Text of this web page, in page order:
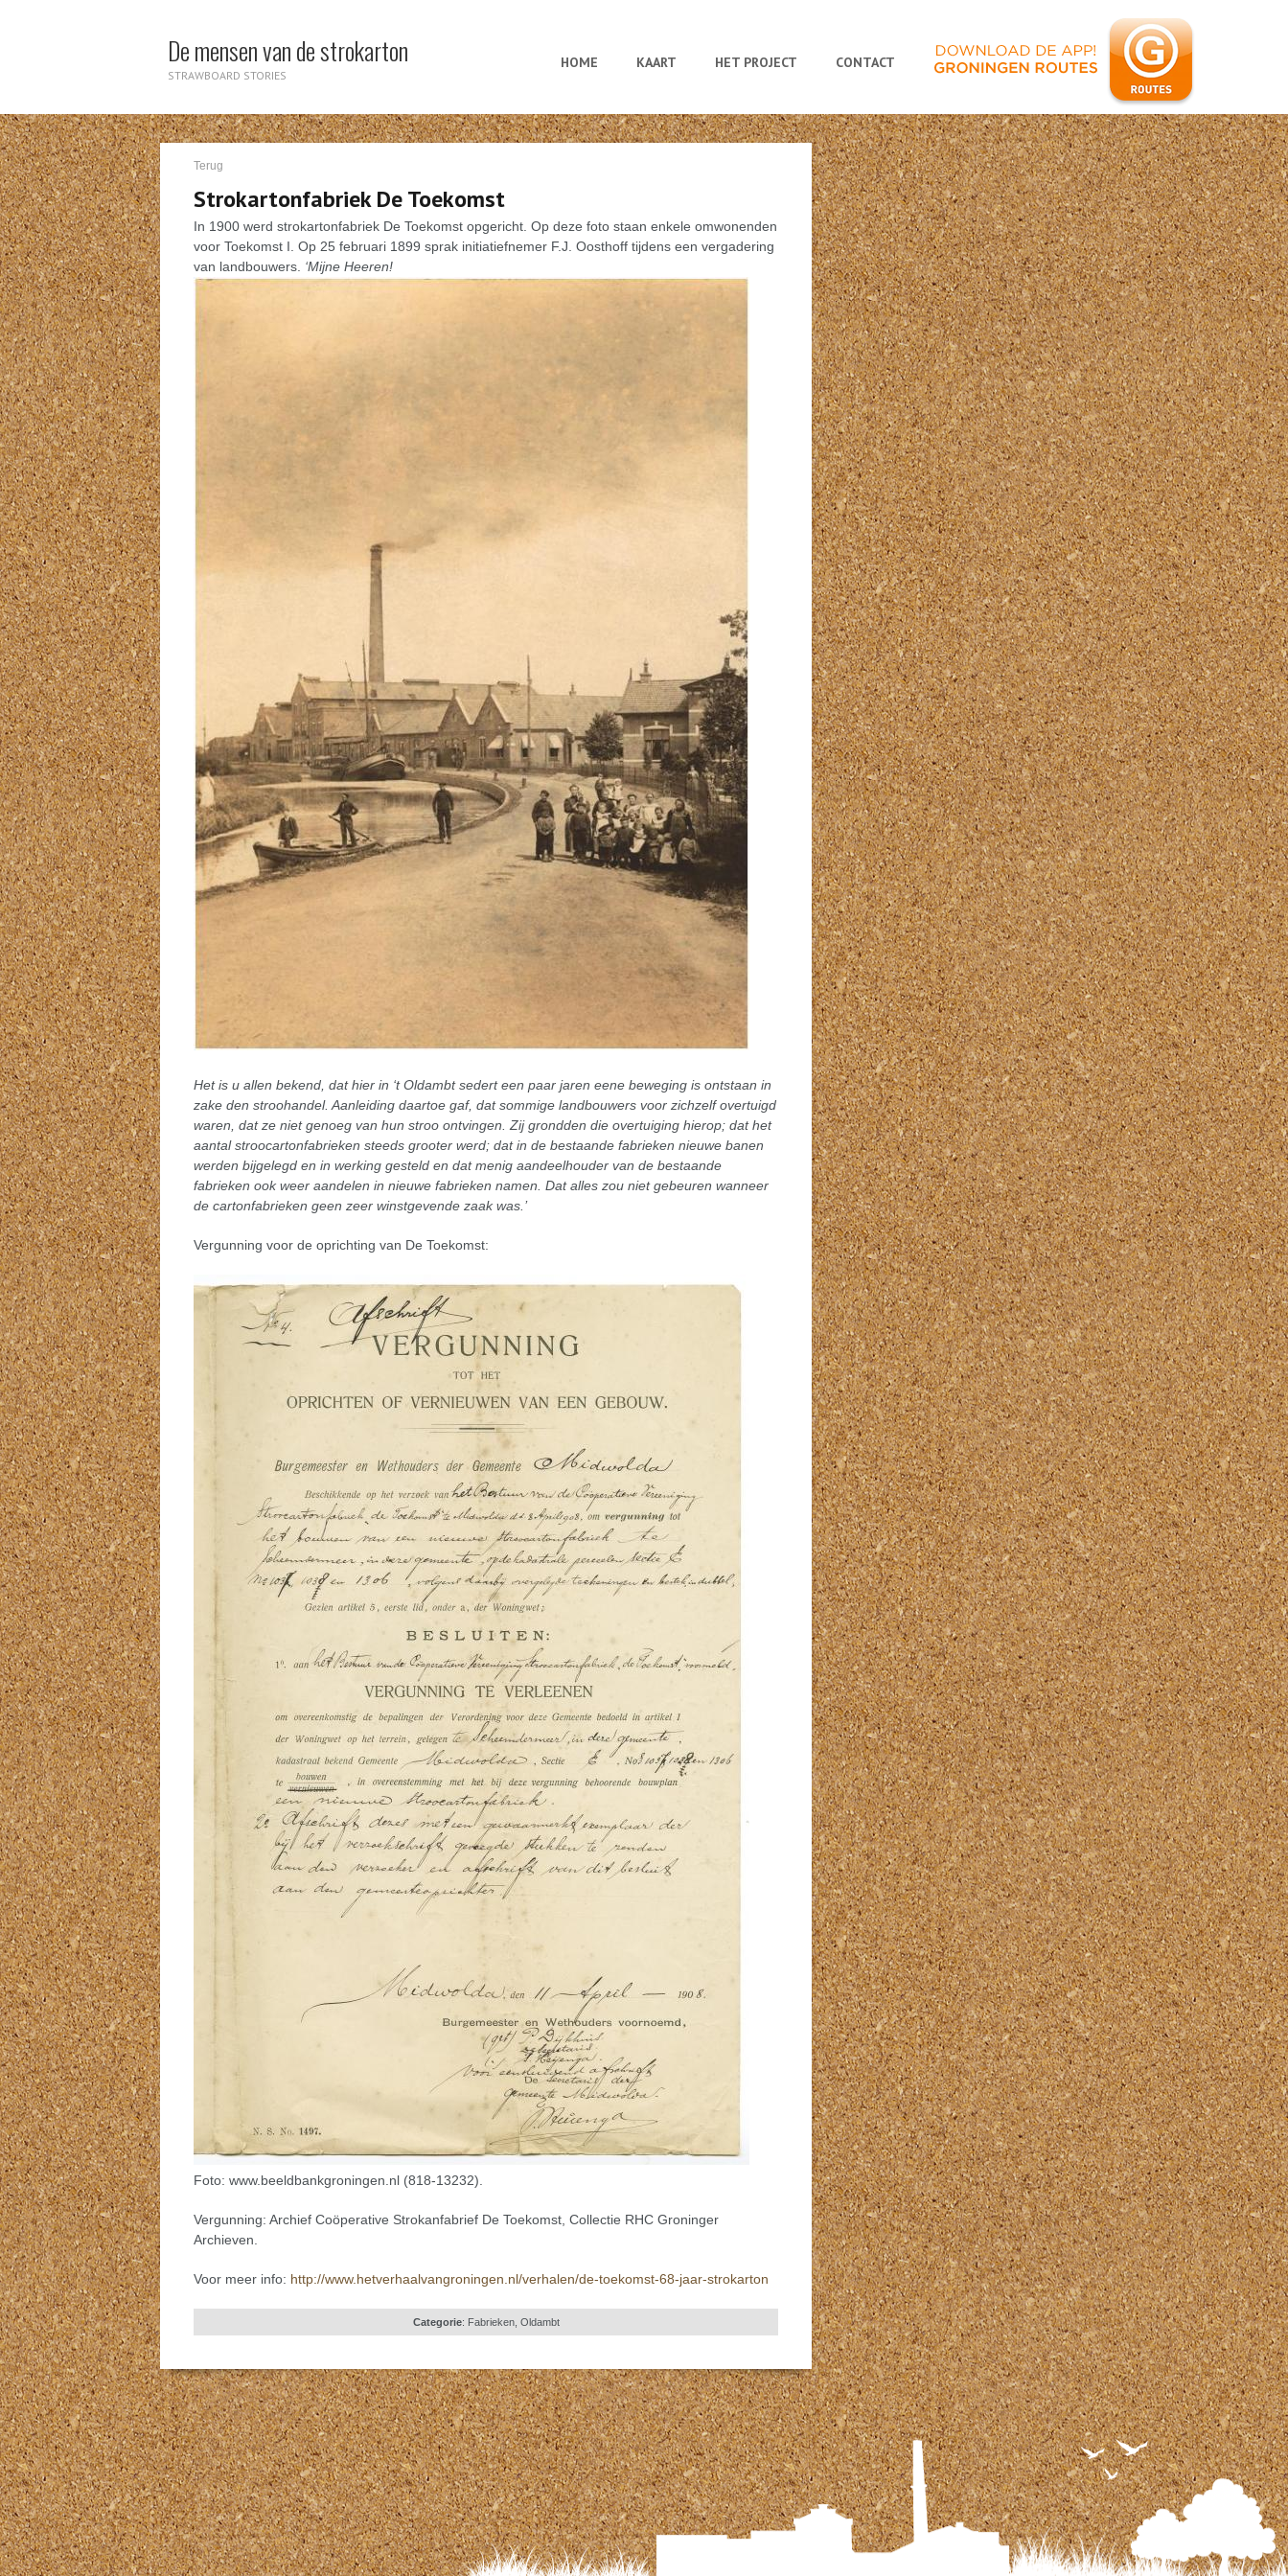
De mensen van de strokarton
STRAWBOARD STORIES
HOME KAART HET PROJECT CONTACT
Terug
Strokartonfabriek De Toekomst
In 1900 werd strokartonfabriek De Toekomst opgericht. Op deze foto staan enkele omwonenden
voor Toekomst I. Op 25 februari 1899 sprak initiatiefnemer F.J. Oosthoff tijdens een vergadering
van landbouwers. ‘Mijne Heeren!
Het is u allen bekend, dat hier in ‘t Oldambt sedert een paar jaren eene beweging is ontstaan in
zake den stroohandel. Aanleiding daartoe gaf, dat sommige landbouwers voor zichzelf overtuigd
waren, dat ze niet genoeg van hun stroo ontvingen. Zij grondden die overtuiging hierop; dat het
aantal stroocartonfabrieken steeds grooter werd; dat in de bestaande fabrieken nieuwe banen
werden bijgelegd en in werking gesteld en dat menig aandeelhouder van de bestaande
fabrieken ook weer aandelen in nieuwe fabrieken namen. Dat alles zou niet gebeuren wanneer
de cartonfabrieken geen zeer winstgevende zaak was.’
Vergunning voor de oprichting van De Toekomst:
Foto: www.beeldbankgroningen.nl (818-13232).
Vergunning: Archief Coöperative Strokanfabrief De Toekomst, Collectie RHC Groninger
Archieven.
Voor meer info: http://www.hetverhaalvangroningen.nl/verhalen/de-toekomst-68-jaar-strokarton
Categorie: Fabrieken, Oldambt